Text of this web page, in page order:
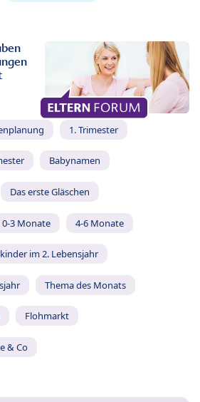
1. Trimester
Babynamen
Das erste Gläschen
0-3 Monate 4-6 Monate
im 2. Lebensjahr
Thema des Monats
Flohmarkt
& Co